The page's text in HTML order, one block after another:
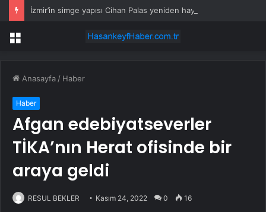
İzmir’in simge yapısı Cihan Palas yeniden hayat buluyor
Menü
Anasayfa / Haber
Haber
Afgan edebiyatseverler
TİKA’nın Herat ofisinde bir
araya geldi
RESUL BEKLER Kasım 24, 2022 0 16